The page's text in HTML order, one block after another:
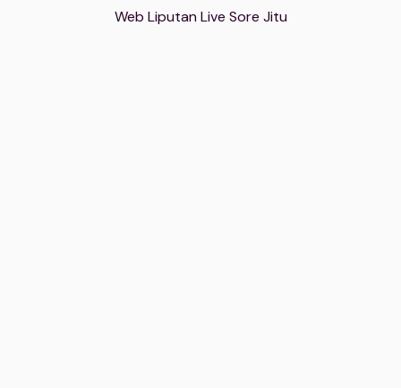
Web Liputan Live Sore Jitu